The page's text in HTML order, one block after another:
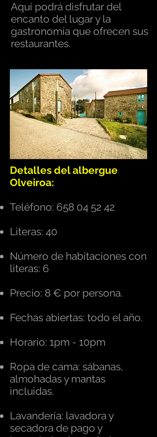
Aquí podrá disfrutar del
encanto del lugar y la
gastronomía que ofrecen sus
restaurantes.
Detalles del albergue
Olveiroa:
Teléfono: 658 04 52 42
Literas: 40
Número de habitaciones con
literas: 6
Precio: 8 € por persona.
Fechas abiertas: todo el año.
Horario: 1pm - 10pm
Ropa de cama: sábanas,
almohadas y mantas
incluidas.
Lavandería: lavadora y
secadora de pago y